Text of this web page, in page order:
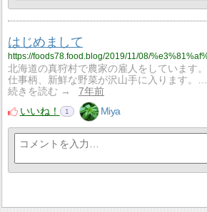
はじめまして
北海道の真狩村で農家の雇人をしています。
仕事柄、新鮮な野菜が沢山手に入ります。…
続きを読む →
7年前
いいね！
1 Miya